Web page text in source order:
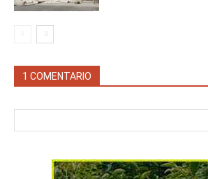
1 COMENTARIO